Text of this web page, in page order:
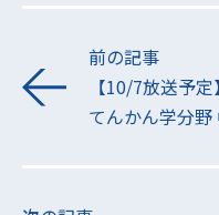
前の記事
【10/7放送予
てんかん学分